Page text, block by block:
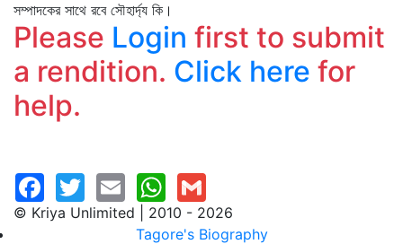
সম্পাদকের সাথে রবে সৌহার্দ্য কি।
Please Login first to submit
a rendition. Click here for
help.
© Kriya Unlimited | 2010 - 2026
Tagore's Biography